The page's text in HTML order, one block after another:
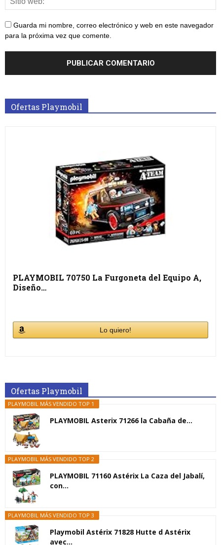
Guarda mi nombre, correo electrónico y web en este navegador
para la próxima vez que comente.
Ofertas Playmobil
PLAYMOBIL 70750 La Furgoneta del Equipo A,
Diseño…
Lo quiero!
Ofertas Playmobil
PLAYMOBIL MÁS VENDIDO TOP 1
PLAYMOBIL Asterix 71266 la Cabaña de...
PLAYMOBIL MÁS VENDIDO TOP 2
PLAYMOBIL 71160 Astérix La Caza del Jabalí,
con...
PLAYMOBIL MÁS VENDIDO TOP 3
Playmobil Astérix 71828 Hutte d Astérix
avec...